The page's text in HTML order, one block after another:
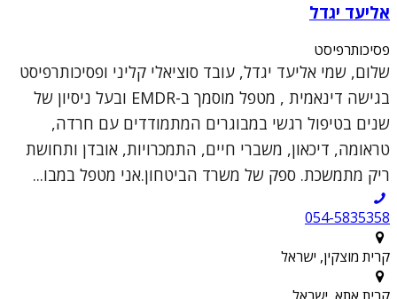
אליעד יגדל
פסיכותרפיסט
שלום, שמי אליעד יגדל, עובד סוציאלי קליני ופסיכותרפיסט
בגישה דינאמית , מטפל מוסמך ב-EMDR ובעל ניסיון של
שנים בטיפול רגשי במבוגרים המתמודדים עם חרדה,
טראומה, דיכאון, משברי חיים, התמכרויות, אובדן ותחושת
ריק מתמשכת. ספק של משרד הביטחון.אני מטפל במבו...
054-5835358
קרית מוצקין, ישראל